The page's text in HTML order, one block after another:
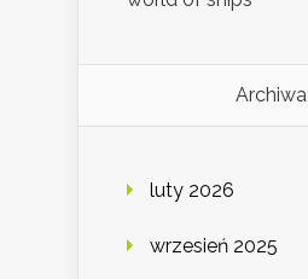
Archiwa
luty 2026
wrzesień 2025